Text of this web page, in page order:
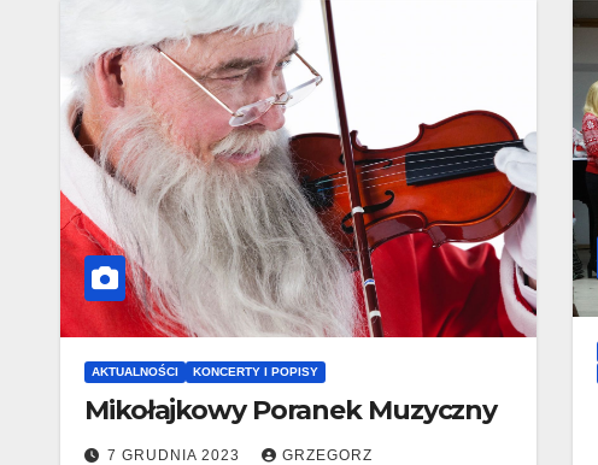
AKTUALNOŚCI KONCERTY I POPISY
Mikołajkowy Poranek Muzyczny
7 GRUDNIA 2023
GRZEGORZ